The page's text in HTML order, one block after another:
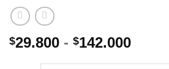
$29.800 - $142.000Rango